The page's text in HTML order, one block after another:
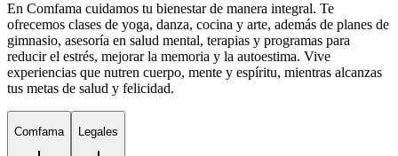
En Comfama cuidamos tu bienestar de manera integral. Te
ofrecemos clases de yoga, danza, cocina y arte, además de planes de
gimnasio, asesoría en salud mental, terapias y programas para
reducir el estrés, mejorar la memoria y la autoestima. Vive
experiencias que nutren cuerpo, mente y espíritu, mientras alcanzas
tus metas de salud y felicidad.
Comfama Legales